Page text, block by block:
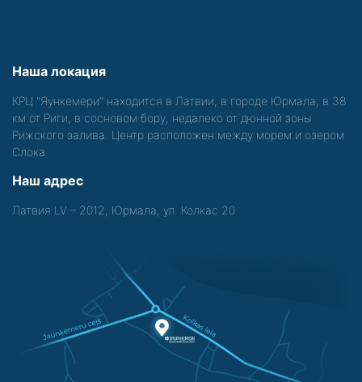
Наша локация
КРЦ "Яункемери" находится в Латвии, в городе Юрмала, в 38
км от Риги, в сосновом бору, недалеко от дюнной зоны
Рижского залива. Центр расположен между морем и озером
Слока.
Наш адрес
Латвия LV – 2012, Юрмала, ул. Колкас 20